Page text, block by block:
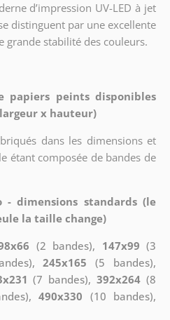
d’impression UV-LED à jet
distinguent par une excellente
grande stabilité des couleurs.
papiers peints disponibles
x hauteur)
dans les dimensions et
étant composée de bandes de
- dimensions standards (le
la taille change)
(2 bandes), 147x99 (3
245x165 (5 bandes),
(7 bandes),392x264 (8
490x330 (10 bandes),